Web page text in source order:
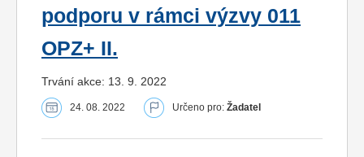
podporu v rámci výzvy 011
OPZ+ II.
Trvání akce: 13. 9. 2022
24. 08. 2022 Určeno pro: Žadatel